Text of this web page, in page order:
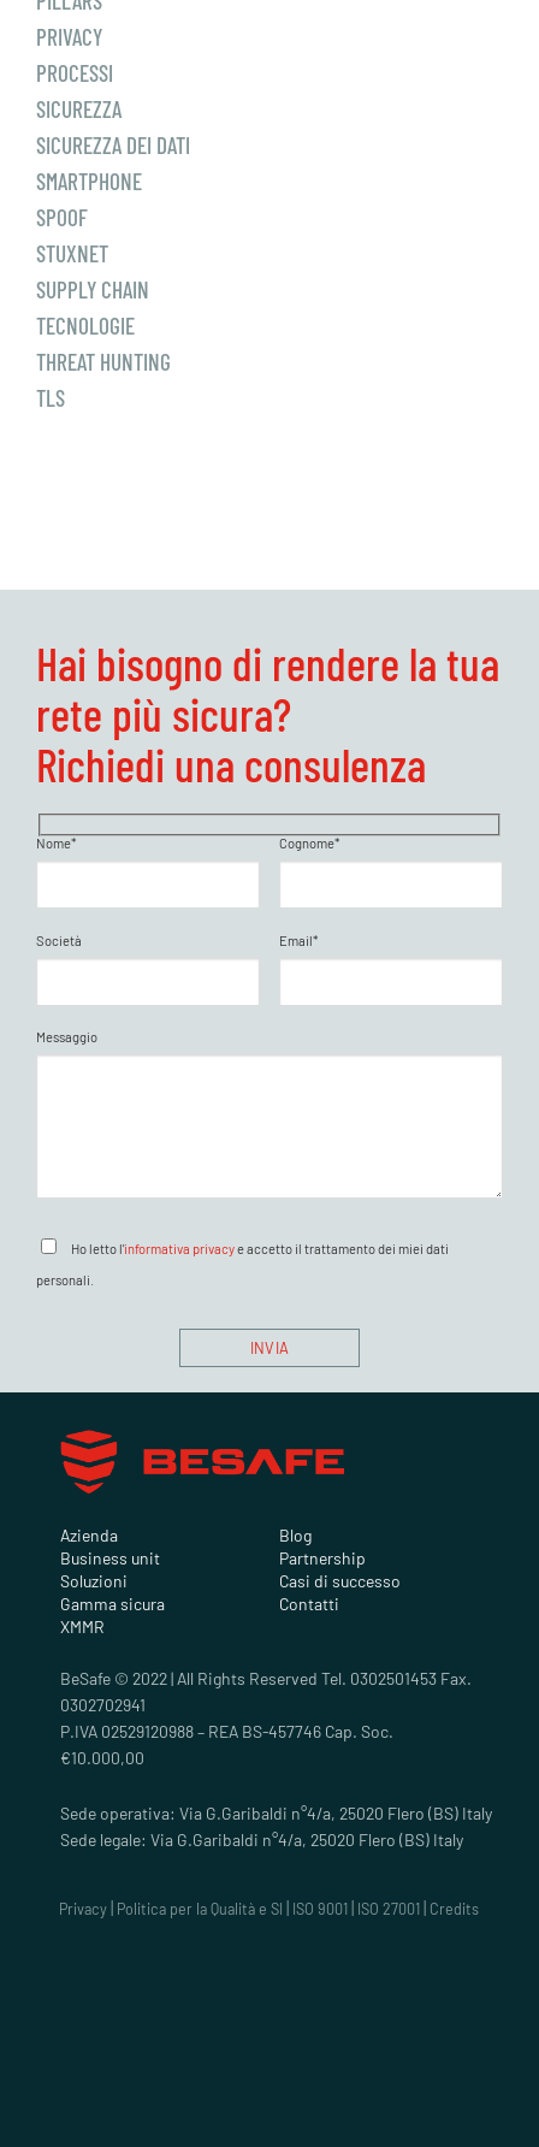
PRIVACY
PROCESSI
SICUREZZA
SICUREZZA DEI DATI
SMARTPHONE
SPOOF
STUXNET
SUPPLY CHAIN
TECNOLOGIE
THREAT HUNTING
TLS
Hai bisogno di rendere la tua
rete più sicura?
Richiedi una consulenza
Nome* Cognome*
Società Email*
Messaggio
Ho letto l'informativa privacye accetto il trattamento dei miei dati
personali.
Azienda
Business unit
Soluzioni
Gamma sicura
XMMR
Blog
Partnership
Casi di successo
Contatti
BeSafe © 2022 | All Rights Reserved Tel. 0302501453 Fax.
0302702941
P.IVA 02529120988 – REA BS-457746 Cap. Soc.
€10.000,00
Sede operativa: Via G.Garibaldi n°4/a, 25020 Flero (BS) Italy
Sede legale: Via G.Garibaldi n°4/a, 25020 Flero (BS) Italy
Privacy Politica per la Qualità e SI ISO 9001 ISO 27001 Credits